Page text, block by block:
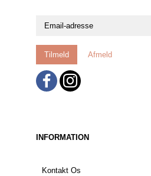
Email-
Tilmeld Afmeld
INFORMATION
Kontakt Os